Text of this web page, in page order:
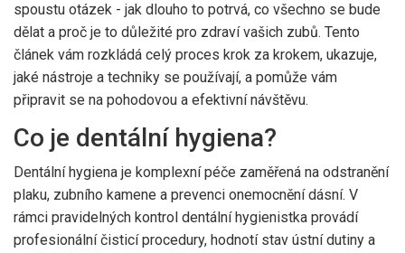
spoustu otázek - jak dlouho to potrvá, co všechno se bude
dělat a proč je to důležité pro zdraví vašich zubů. Tento
článek vám rozkládá celý proces krok za krokem, ukazuje,
jaké nástroje a techniky se používají, a pomůže vám
připravit se na pohodovou a efektivní návštěvu.
Co je dentální hygiena?
Dentální hygiena je komplexní péče zaměřená na odstranění
plaku, zubního kamene a prevenci onemocnění dásní. V
rámci pravidelných kontrol dentální hygienistka provádí
profesionální čisticí procedury, hodnotí stav ústní dutiny a